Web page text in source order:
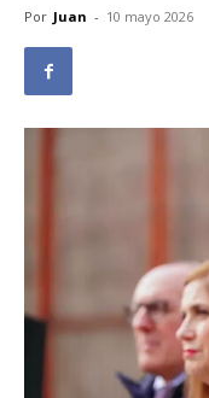
Por Juan - 10 mayo 2026